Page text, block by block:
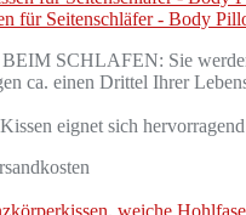
für Seitenschläfer - Body
SCHLAFEN: Sie werden
ca. einen Drittel Ihrer
eignet sich